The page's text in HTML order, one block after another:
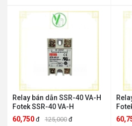
Relay bán dẫn SSR-40 VA-H
Fotek SSR-40 VA-H
60,750 đ 125,000 đ